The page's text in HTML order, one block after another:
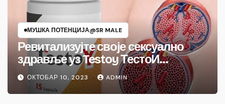
МУШКА ПОТЕНЦИЈА@SR MALE
Ревитализујте своје сексуално
здравље уз Testoy ТестоИ
појачивач тестостерона
ОКТОБАР 10, 2023 ADMIN